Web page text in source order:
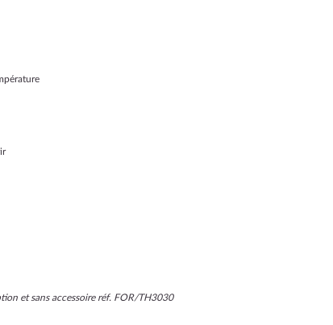
et sans accessoire réf. FOR/TH3030